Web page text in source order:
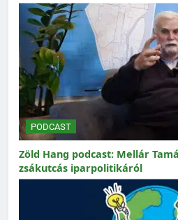
PODCAST
Zöld Hang podcast: Mellár
zsákutcás iparpolitikáról